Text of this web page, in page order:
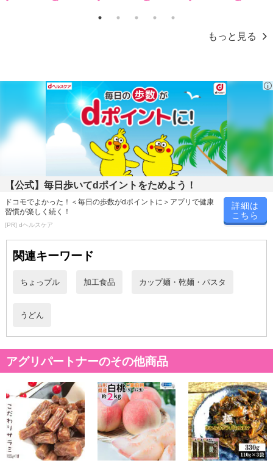
1 2 3 4 5
もっと見る
【公式】毎日歩いてdポイントをためよう！
ドコモでよかった！＜毎日の歩数がdポイントに＞アプリで健康
習慣が楽しく続く！
[PR] dヘルスケア
詳細は
こちら
関連キーワード
ちょっプル 加工食品 カップ麺・乾麺・パスタ
うどん
アグリパートナーのその他商品